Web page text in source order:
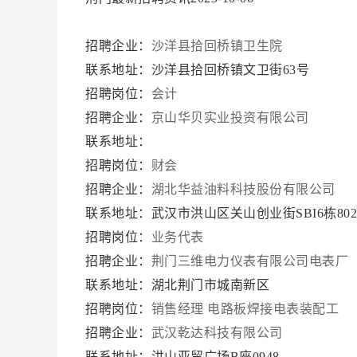
招聘企业： 沙洋县拾回桥镇卫生院
联系地址：沙洋县拾回桥镇文卫街63号
招聘岗位： 会计
招聘企业： 京山华贝实业投资有限公司
联系地址：
招聘岗位： 财会
招聘企业： 湖北华益油料科技股份有限公司
联系地址：武汉市洪山区关山创业街SBI6栋
招聘岗位： 业务代表
招聘企业： 荆门三维电力仪表有限公司电表厂
联系地址：湖北荆门市城南新区
招聘岗位： 销售经理 电路板焊接电表装配工
招聘企业： 武汉乾达科技有限公司